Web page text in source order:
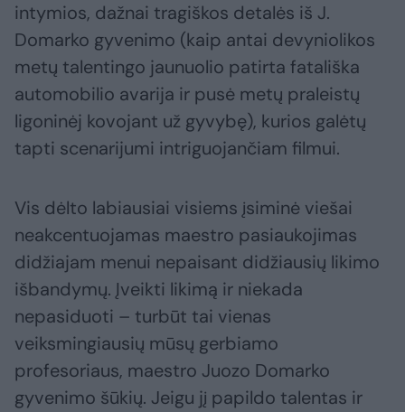
intymios, dažnai tragiškos detalės iš J.
Domarko gyvenimo (kaip antai devyniolikos
metų talentingo jaunuolio patirta fatališka
automobilio avarija ir pusė metų praleistų
ligoninėj kovojant už gyvybę), kurios galėtų
tapti scenarijumi intriguojančiam filmui.
Vis dėlto labiausiai visiems įsiminė viešai
neakcentuojamas maestro pasiaukojimas
didžiajam menui nepaisant didžiausių likimo
išbandymų. Įveikti likimą ir niekada
nepasiduoti – turbūt tai vienas
veiksmingiausių mūsų gerbiamo
profesoriaus, maestro Juozo Domarko
gyvenimo šūkių. Jeigu jį papildo talentas ir